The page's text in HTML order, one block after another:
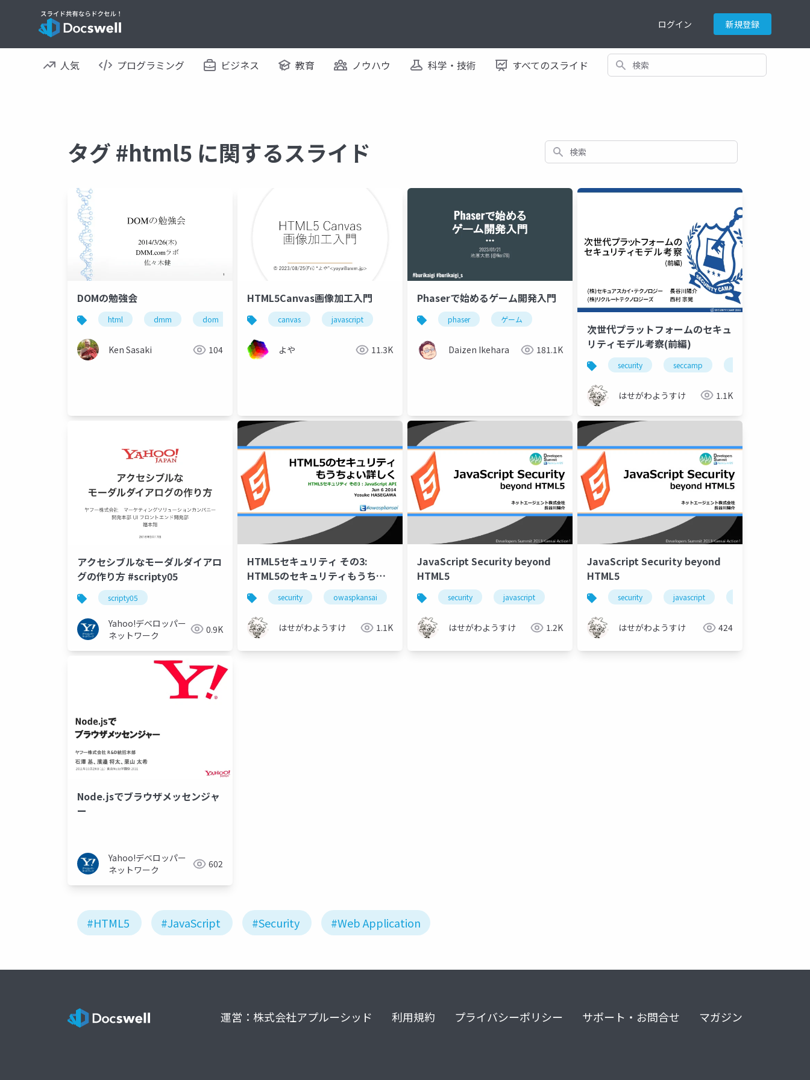
ログイン 新規登録
人気 プログラミング ビジネス 教育 ノウハウ 科学・技術 すべてのスライド 検索
タグ #html5 に関するスライド 検索
DOMの勉強会
html dmm dom
Ken Sasaki 104
HTML5Canvas画像加工入門
canvas javascript
よや 11.3K
Phaserで始めるゲーム開発入門
phaser ゲーム
Daizen Ikehara 181.1K
次世代プラットフォームのセキュ
リティモデル考察(前編)
security seccamp
はせがわようすけ 1.1K
アクセシブルなモーダルダイアロ
グの作り方 #scripty05
scripty05
Yahoo!デベロッパー
ネットワーク
0.9K
HTML5セキュリティ その3:
HTML5のセキュリティもうちょ
い詳しくsecurity owaspkansai html5 javascript
はせがわようすけ 1.1K
JavaScript Security beyond
HTML5
security javascript
はせがわようすけ 1.2K
JavaScript Security beyond
HTML5
security javascript
はせがわようすけ 424
Node.jsでブラウザメッセンジャ
ー
Yahoo!デベロッパー
ネットワーク
602
#HTML5 #JavaScript #Security #Web Application
運営：株式会社アプルーシッド 利用規約 プライバシーポリシー サポート・お問合せ マガジン